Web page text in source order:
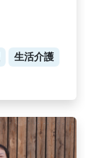
生活介護